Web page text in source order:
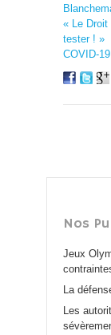
« Le Droit
tester ! »
COVID-19
Nos
Jeux
La
Les